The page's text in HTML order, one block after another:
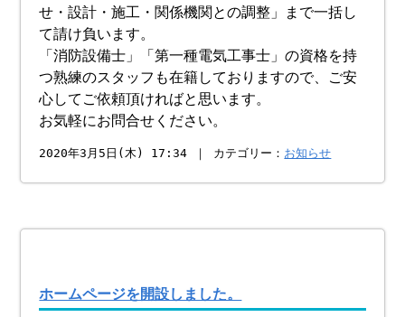
せ・設計・施工・関係機関との調整」まで一括し
て請け負います。
「消防設備士」「第一種電気工事士」の資格を持
つ熟練のスタッフも在籍しておりますので、ご安
心してご依頼頂ければと思います。
お気軽にお問合せください。
2020年3月5日(木) 17:34 ｜ カテゴリー： お知らせ
ホームページを開設しました。